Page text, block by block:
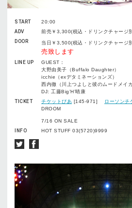
START
20:00
ADV
前売￥3,300(税込・ドリンクチャージ
DOOR
当日￥3,500(税込・ドリンクチャージ
売致します
LINE UP
GUEST：
大野由美子（Buffalo Daughter）
icchie（exデタミネーションズ）
西内徹（川上つよしと彼のムードメイカ
DJ: 工藤Big’H’晴康
TICKET
チケットぴあ [145-971] ローソンチ
DROOM
7/16 ON SALE
INFO
HOT STUFF 03(5720)9999